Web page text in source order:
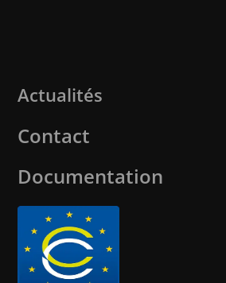
Actualités
Contact
Documentation